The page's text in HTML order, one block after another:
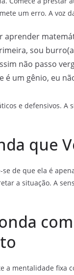
um erro. A voz
aprender
sou
não passo
é um gênio, eu
e defensivos.
que
de que ela é
a situação. A
a mentalidade fixa